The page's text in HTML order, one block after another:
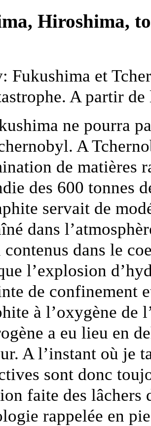
Hiroshima,
Fukushima et
A partir
ne pourra
A
de matières
des 600 tonnes
servait de
dans
dans le
l’explosion
de confinement
à l’oxygène de
a eu lieu en
A l’instant où je
sont donc
faite des lâchers
rappelée en